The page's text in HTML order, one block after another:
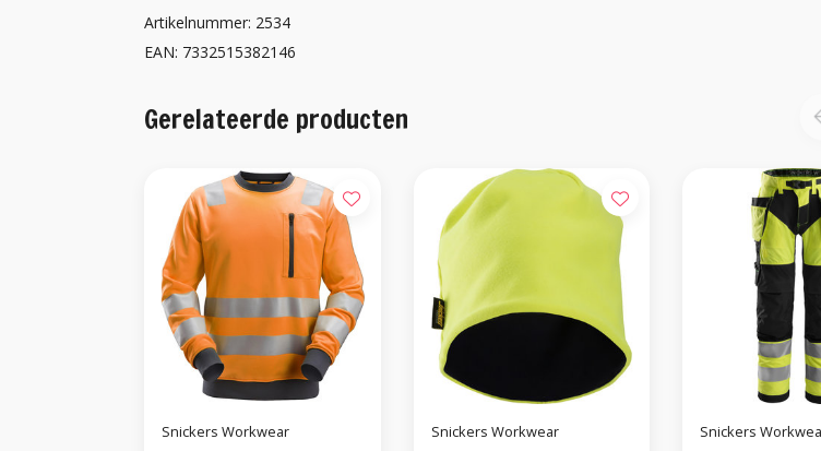
Artikelnummer: 2534
EAN: 7332515382146
Gerelateerde producten
Snickers Workwear Snickers Workwear Snickers